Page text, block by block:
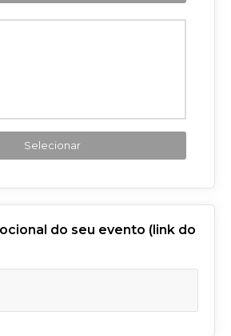
Selecionar
do seu evento (link do